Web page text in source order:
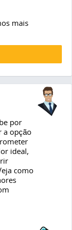
mais
por
a opção
ideal,
como